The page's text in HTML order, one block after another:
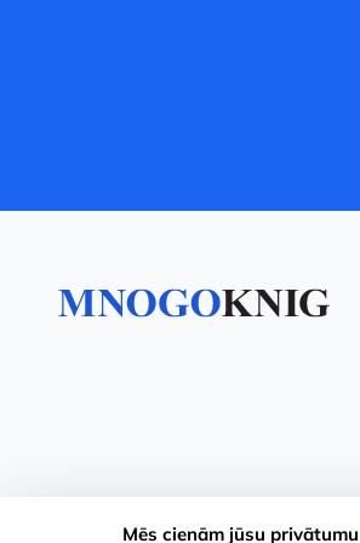
Mēs cienām jūsu privātumu